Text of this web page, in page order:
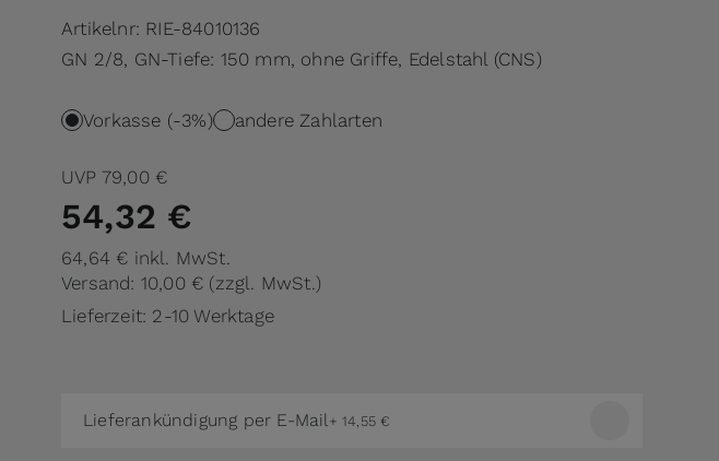
Artikelnr: RIE-84010136
GN 2/8, GN-Tiefe: 150 mm, ohne Griffe, Edelstahl (CNS)
Vorkasse (-3%) andere Zahlarten
UVP 79,00 €
54,32 €
64,64 € inkl. MwSt.
Versand: 10,00 € (zzgl. MwSt.)
Lieferzeit: 2-10 Werktage
Lieferankündigung per E-Mail+ 14,55 €